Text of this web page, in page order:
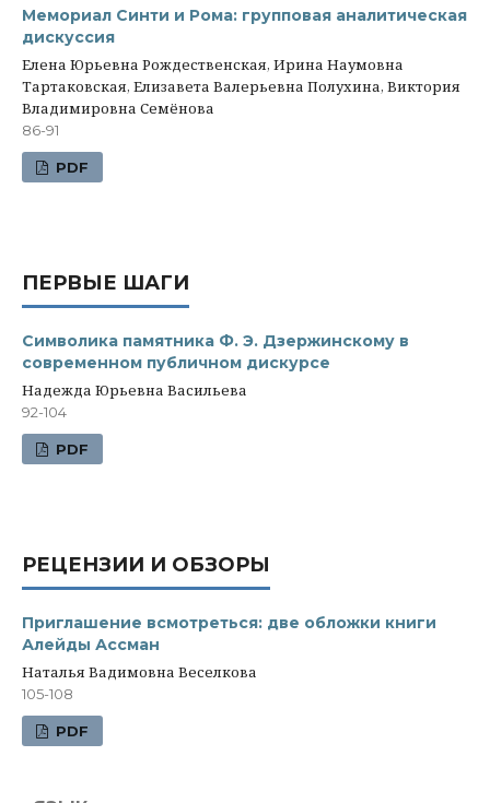
Мемориал Синти и Рома: групповая аналитическая
дискуссия
Елена Юрьевна Рождественская, Ирина Наумовна
Тартаковская, Елизавета Валерьевна Полухина, Виктория
Владимировна Семёнова
86-91
PDF
ПЕРВЫЕ ШАГИ
Символика памятника Ф. Э. Дзержинскому в
современном публичном дискурсе
Надежда Юрьевна Васильева
92-104
PDF
РЕЦЕНЗИИ И ОБЗОРЫ
Приглашение всмотреться: две обложки книги
Алейды Ассман
Наталья Вадимовна Веселкова
105-108
PDF